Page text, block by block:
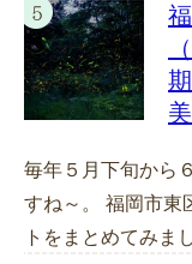
毎年５月下旬から
すね～。 福岡市東
トをまとめてみま